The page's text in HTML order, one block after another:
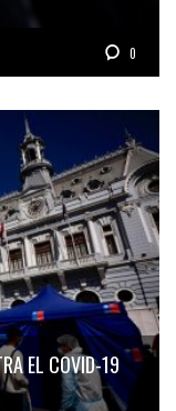
0
EL COVID-19